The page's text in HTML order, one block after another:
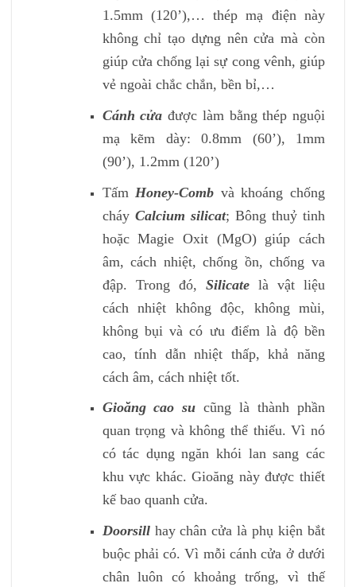
1.5mm (120’),… thép mạ điện này
không chỉ tạo dựng nên cửa mà còn
giúp cửa chống lại sự cong vênh, giúp
vẻ ngoài chắc chắn, bền bỉ,…
Cánh cửa được làm bằng thép nguội
mạ kẽm dày: 0.8mm (60’), 1mm
(90’), 1.2mm (120’)
Tấm Honey-Comb và khoáng chống
cháy Calcium silicat; Bông thuỷ tinh
hoặc Magie Oxit (MgO) giúp cách
âm, cách nhiệt, chống ồn, chống va
đập. Trong đó, Silicate là vật liệu
cách nhiệt không độc, không mùi,
không bụi và có ưu điểm là độ bền
cao, tính dẫn nhiệt thấp, khả năng
cách âm, cách nhiệt tốt.
Gioăng cao su cũng là thành phần
quan trọng và không thể thiếu. Vì nó
có tác dụng ngăn khói lan sang các
khu vực khác. Gioăng này được thiết
kế bao quanh cửa.
Doorsillhay chân cửa là phụ kiện bắt
buộc phải có. Vì mỗi cánh cửa ở dưới
chân luôn có khoảng trống, vì thế